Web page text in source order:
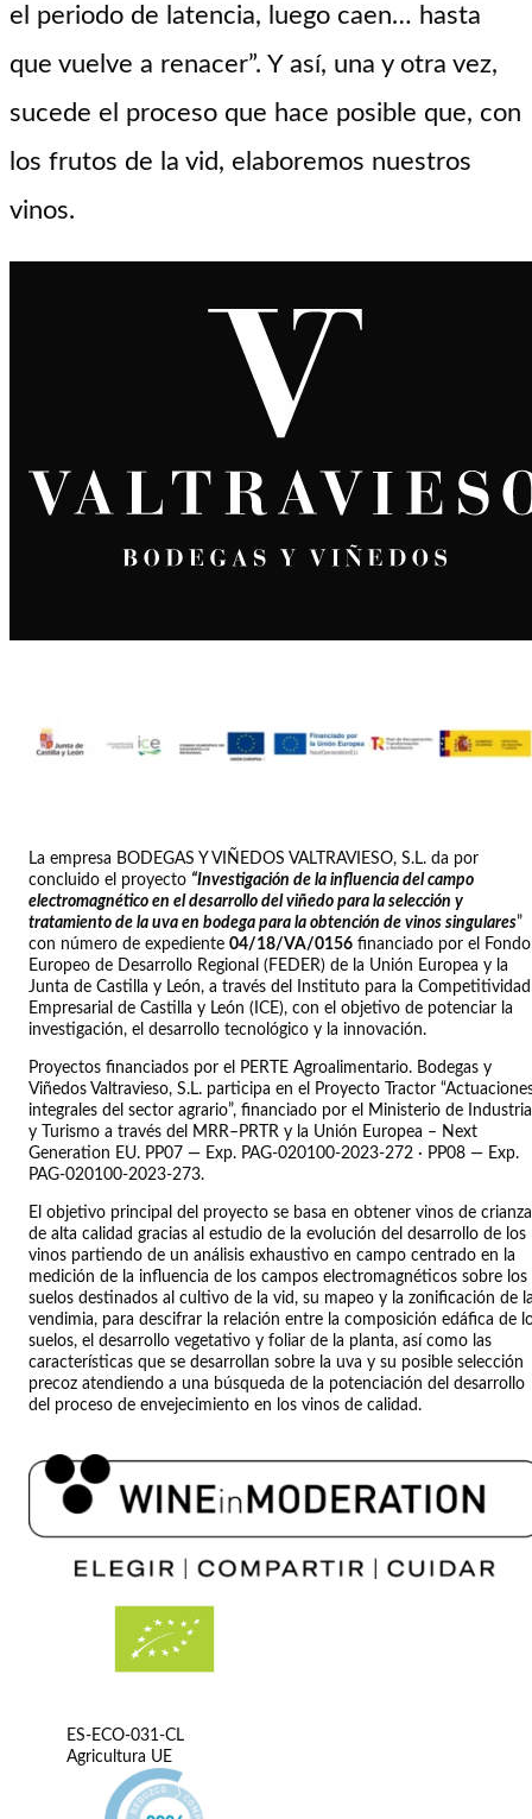
el periodo de latencia, luego caen… hasta
que vuelve a renacer”. Y así, una y otra vez,
sucede el proceso que hace posible que, con
los frutos de la vid, elaboremos nuestros
vinos.
La empresa BODEGAS Y VIÑEDOS VALTRAVIESO, S.L. da por
concluido el proyecto “Investigación de la influencia del campo
electromagnético en el desarrollo del viñedo para la selección y
tratamiento de la uva en bodega para la obtención de vinos singulares”
con número de expediente 04/18/VA/0156 financiado por el Fondo
Europeo de Desarrollo Regional (FEDER) de la Unión Europea y la
Junta de Castilla y León, a través del Instituto para la Competitividad
Empresarial de Castilla y León (ICE), con el objetivo de potenciar la
investigación, el desarrollo tecnológico y la innovación.
Proyectos financiados por el PERTE Agroalimentario. Bodegas y
Viñedos Valtravieso, S.L. participa en el Proyecto Tractor
integrales del sector agrario”, financiado por el Ministerio de Industria
y Turismo a través del MRR–PRTR y la Unión Europea – Next
Generation EU. PP07 — Exp. PAG-020100-2023-272 · PP08 — Exp.
PAG-020100-2023-273.
El objetivo principal del proyecto se basa en obtener vinos de crianza
de alta calidad gracias al estudio de la evolución del desarrollo de los
vinos partiendo de un análisis exhaustivo en campo centrado en la
medición de la influencia de los campos electromagnéticos sobre los
suelos destinados al cultivo de la vid, su mapeo y la zonificación de
vendimia, para descifrar la relación entre la composición edáfica de
suelos, el desarrollo vegetativo y foliar de la planta, así como las
características que se desarrollan sobre la uva y su posible selección
precoz atendiendo a una búsqueda de la potenciación del desarrollo
del proceso de envejecimiento en los vinos de calidad.
ES-ECO-031-CL
Agricultura UE